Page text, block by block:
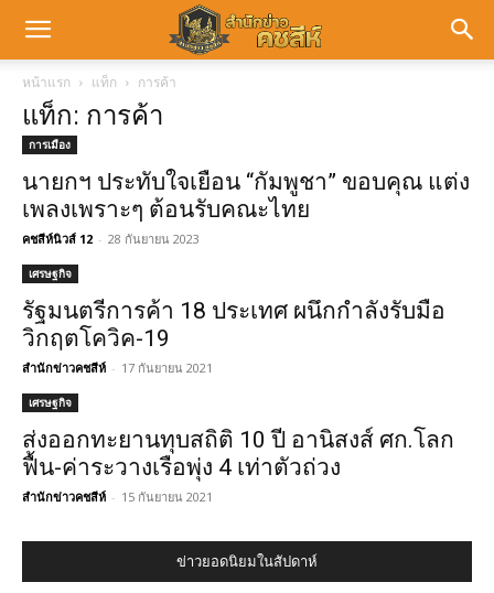
หน้าแรก แท็ก การค้า
แท็ก: การค้า
การเมือง
นายกฯ ประทับใจเยือน “กัมพูชา” ขอบคุณ แต่ง
เพลงเพราะๆ ต้อนรับคณะไทย
คชสีห์นิวส์ 12 - 28 กันยายน 2023
เศรษฐกิจ
รัฐมนตรีการค้า 18 ประเทศ ผนึกกำลังรับมือ
วิกฤตโควิค-19
สำนักข่าวคชสีห์ - 17 กันยายน 2021
เศรษฐกิจ
ส่งออกทะยานทุบสถิติ 10 ปี อานิสงส์ ศก.โลก
ฟื้น-ค่าระวางเรือพุ่ง 4 เท่าตัวถ่วง
สำนักข่าวคชสีห์ - 15 กันยายน 2021
ข่าวยอดนิยมในสัปดาห์